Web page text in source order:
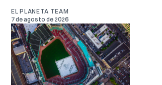
EL PLANETA TEAM
7 de agosto de 2026